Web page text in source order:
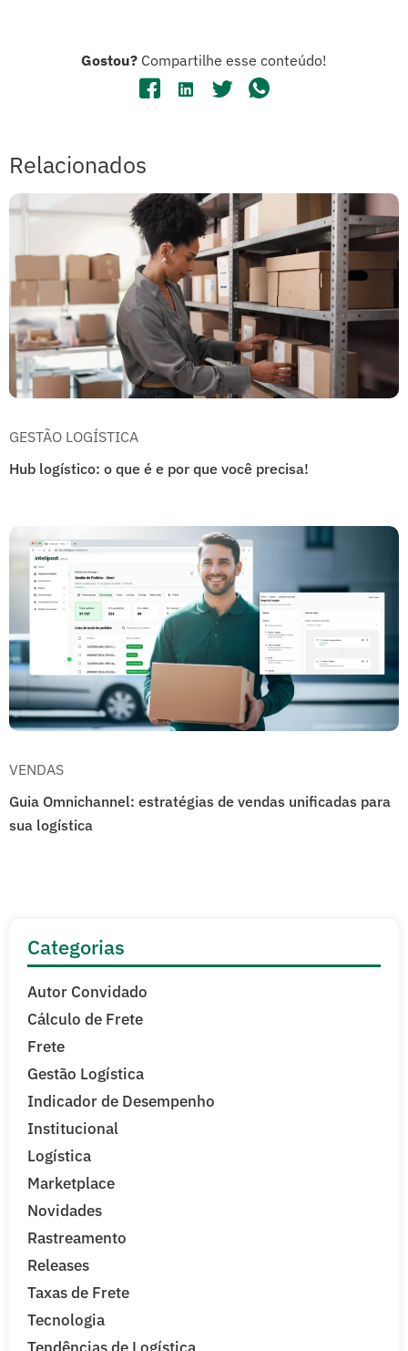
Gostou? Compartilhe esse conteúdo!
Relacionados
GESTÃO LOGÍSTICA
Hub logístico: o que é e por que você precisa!
VENDAS
Guia Omnichannel: estratégias de vendas unificadas para
sua logística
Categorias
Autor Convidado
Cálculo de Frete
Frete
Gestão Logística
Indicador de Desempenho
Institucional
Logística
Marketplace
Novidades
Rastreamento
Releases
Taxas de Frete
Tecnologia